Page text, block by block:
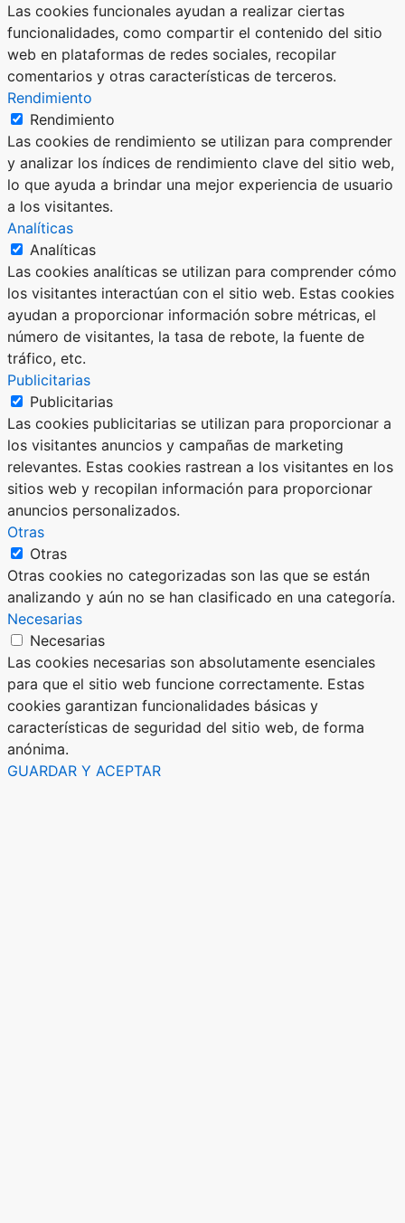
Las cookies funcionales ayudan a realizar ciertas
funcionalidades, como compartir el contenido del sitio
web en plataformas de redes sociales, recopilar
comentarios y otras características de terceros.
Rendimiento
Rendimiento
Las cookies de rendimiento se utilizan para comprender
y analizar los índices de rendimiento clave del sitio web,
lo que ayuda a brindar una mejor experiencia de usuario
a los visitantes.
Analíticas
Analíticas
Las cookies analíticas se utilizan para comprender cómo
los visitantes interactúan con el sitio web. Estas cookies
ayudan a proporcionar información sobre métricas, el
número de visitantes, la tasa de rebote, la fuente de
tráfico, etc.
Publicitarias
Publicitarias
Las cookies publicitarias se utilizan para proporcionar a
los visitantes anuncios y campañas de marketing
relevantes. Estas cookies rastrean a los visitantes en los
sitios web y recopilan información para proporcionar
anuncios personalizados.
Otras
Otras
Otras cookies no categorizadas son las que se están
analizando y aún no se han clasificado en una categoría.
Necesarias
Necesarias
Las cookies necesarias son absolutamente esenciales
para que el sitio web funcione correctamente. Estas
cookies garantizan funcionalidades básicas y
características de seguridad del sitio web, de forma
anónima.
GUARDAR Y ACEPTAR